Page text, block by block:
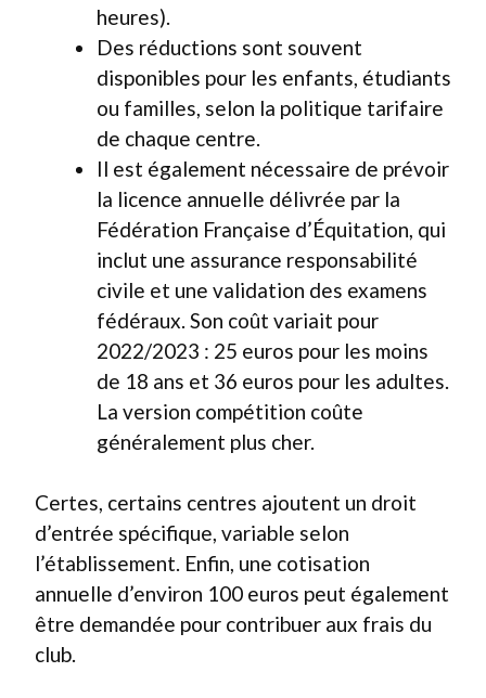
heures).
Des réductions sont souvent
disponibles pour les enfants, étudiants
ou familles, selon la politique tarifaire
de chaque centre.
Il est également nécessaire de prévoir
la licence annuelle délivrée par la
Fédération Française d’Équitation, qui
inclut une assurance responsabilité
civile et une validation des examens
fédéraux. Son coût variait pour
2022/2023 : 25 euros pour les moins
de 18 ans et 36 euros pour les adultes.
La version compétition coûte
généralement plus cher.
Certes, certains centres ajoutent un droit
d’entrée spécifique, variable selon
l’établissement. Enfin, une cotisation
annuelle d’environ 100 euros peut également
être demandée pour contribuer aux frais du
club.